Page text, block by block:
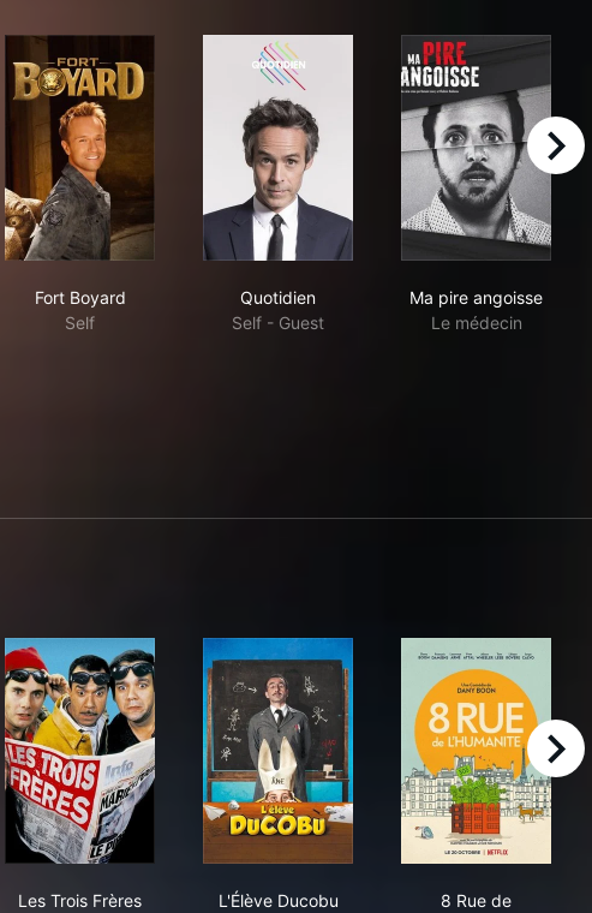
Fort Boyard
Self
Quotidien
Self - Guest
Ma pire angoisse
Le médecin
right
Les Trois Frères
L'Élève Ducobu
8 Rue de
right